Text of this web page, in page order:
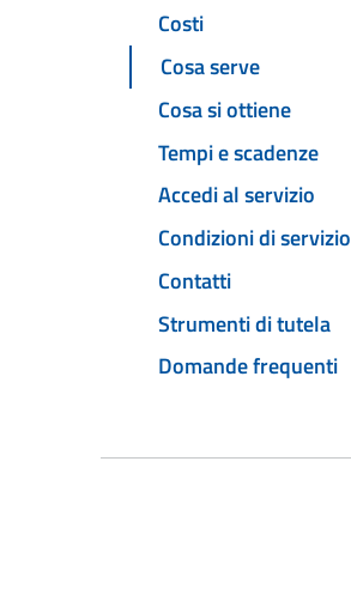
Costi
Cosa serve
Cosa si ottiene
Tempi e scadenze
Accedi al servizio
Condizioni di servizio
Contatti
Strumenti di tutela
Domande frequenti